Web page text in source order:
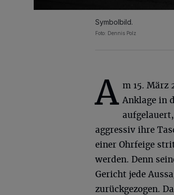
Symbolbild.
Foto: Dennis Polz
A m 15. März
Anklage in
aggressiv ihre
einer Ohrfeige
werden. Denn
Gericht jede
zurückgezogen.